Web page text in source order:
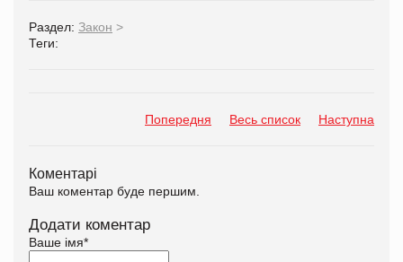
Раздел: Закон >
Теги:
Попередня Весь список Наступна
Коментарі
Ваш коментар буде першим.
Додати коментар
Ваше імя*